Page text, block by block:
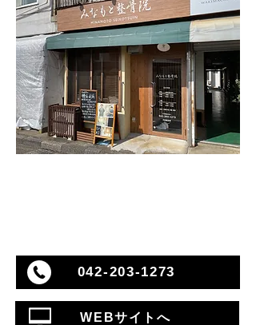
042-203-1273
WEBサイトへ